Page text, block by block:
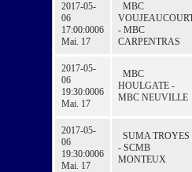
2017-05-
06
17:00:0006
Mai. 17
MBC
- MBC
CARPENTRAS
2017-05-
06
19:30:0006
Mai. 17
MBC
HOULGATE -
MBC NEUVILLE
2017-05-
06
19:30:0006
Mai. 17
SUMA TROYES
- SCMB
MONTEUX